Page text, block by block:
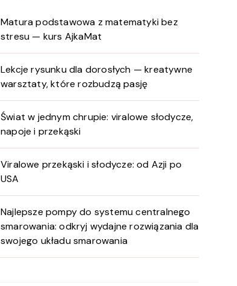
Matura podstawowa z matematyki bez
stresu — kurs AjkaMat
Lekcje rysunku dla dorosłych — kreatywne
warsztaty, które rozbudzą pasję
Świat w jednym chrupie: viralowe słodycze,
napoje i przekąski
Viralowe przekąski i słodycze: od Azji po
USA
Najlepsze pompy do systemu centralnego
smarowania: odkryj wydajne rozwiązania dla
swojego układu smarowania